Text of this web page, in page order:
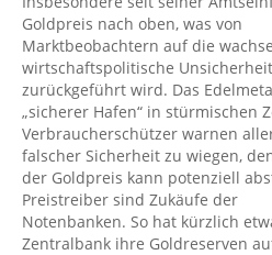
Goldpreis nach oben, was von
Marktbeobachtern auf die
wirtschaftspolitische Unsicherheit
zurückgeführt wird. Das
„sicherer Hafen“ in stürmischen
Verbraucherschützer warnen
falscher Sicherheit zu wiegen,
der Goldpreis kann potenziell
Preistreiber sind Zukäufe der
Notenbanken. So hat kürzlich
Zentralbank ihre Goldreserven